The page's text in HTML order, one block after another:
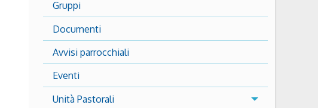
Gruppi
Documenti
Avvisi parrocchiali
Eventi
Unità Pastorali